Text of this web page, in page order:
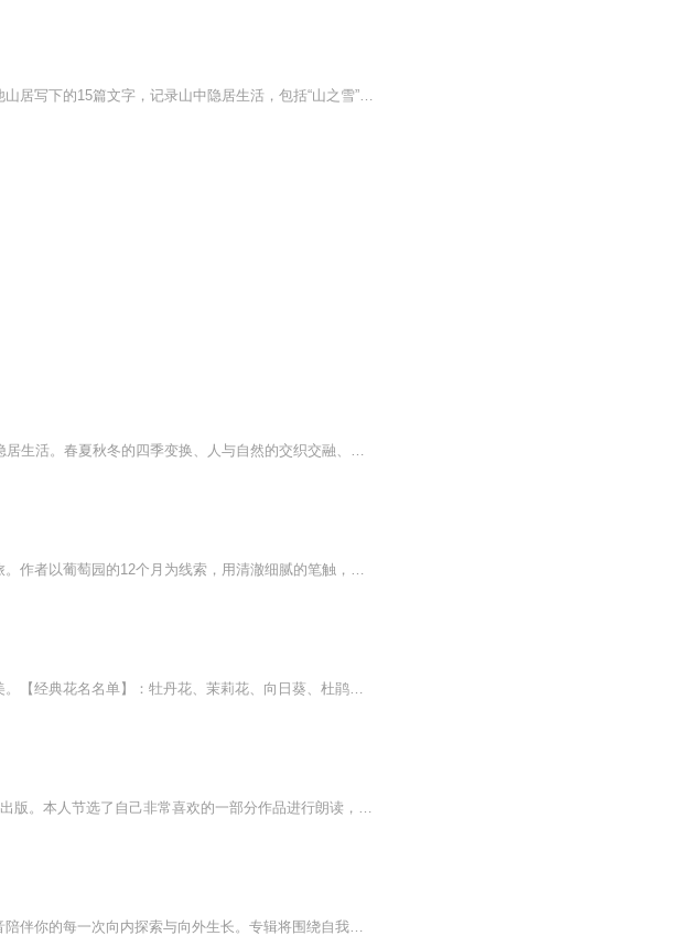
日本桂冠诗人高村光太郎的山居笔记《山之四季》，收集了他山居写下的15篇文字，记录山中隐居生活，包括“山之雪”“山之春”“山之秋”“山之人”以山为题的文章。 春夏秋冬的四季变换、人与自然的交织交融、新知故人的相知相爱，纯真、质朴、清新。 如果你喜欢岩井俊二和《四月物语》、《情书》、《小森林》，如果你喜欢松浦弥太郎、无印良品这样的日式生活美学，你应该会喜欢高村光太郎和他的《山之四季》。
日本近代桂冠诗人高村光太郎山居笔记，15篇文字记录山中隐居生活。春夏秋冬的四季变换、人与自然的交织交融、新知故人的相知相爱。纯真、质朴、清新。"《山之四季》这本随笔集，记述了高村光太郎的山居生活，优美的文字像是在对孩子娓娓诉说。
这是一次在葡萄园中，边饮美酒，边感受时光流转的时间之旅。作者以葡萄园的12个月为线索，用清澈细腻的笔触，讲述了葡萄酒发芽、长叶、开花、结果、采收、酿造的整个过程。在这葡萄变成酒的一年时光里，葡萄园里的每一点动静，都如涓涓细流，掠过读者眼底。除此之外，还有更多的品酒技巧，酒庄故事，悠久文化，以及葡萄酒知识。 ★正统的法国葡萄酒世家子弟阿兰·卡斯特先生，与圣埃米利永葡萄酒骑士勋章获得者苏岚岚倾力奉献 ★走遍法国，看一看各地的葡萄园 ★从一月到十二月，葡萄园里都发生了什么？葡萄农和酿酒师们，在为了什么奔忙？ ★葡萄酒是如何酿成的？每个月，最适宜品饮的酒款是什么？ ★那些著名的酒庄都是什么样子，为什么那里产出的酒，会更加芬芳？ ★还有，想不想轻松愉快地就能了解，那些令人头晕的法定产区、级别……等等名词呢？ 《葡园四季：葡萄酒的前世今生》的作者阿兰·卡斯特先生出身于欧洲最大的葡萄酒世家卡斯特家族，怀着对葡萄酒的深沉热爱，将每一瓶葡萄酒背后蕴涵的葡园风景、流金岁月、传奇故事、悠久文化，呈现给中国的爱酒朋友。
这个专辑主要讲的就是四季的花，四季的每朵花都有着它的美。【经典花名名单】：牡丹花、茉莉花、向日葵、杜鹃花、绣球花、紫罗兰、水仙花、桂花、樱花、桃花、凤仙花、蝴蝶兰、梅花、杏花、望春花、迎春花、木棉花…等。女主角：凤阴。男主角：阳晨伯。
语文教材配套阅读 雨的四季 作者刘湛秋，本书由作家出版社出版。本人节选了自己非常喜欢的一部分作品进行朗读，希望大家可以喜欢。
欢迎来到这个专为女性打造的成长空间。在这里，我们用声音陪伴你的每一次向内探索与向外生长。专辑将围绕自我认知、情感关系、职业发展及内在力量等话题，通过真实故事、温暖对谈和深度思考，与你共同面对成长中的共鸣与困惑。我们相信，每一个女性的生命...